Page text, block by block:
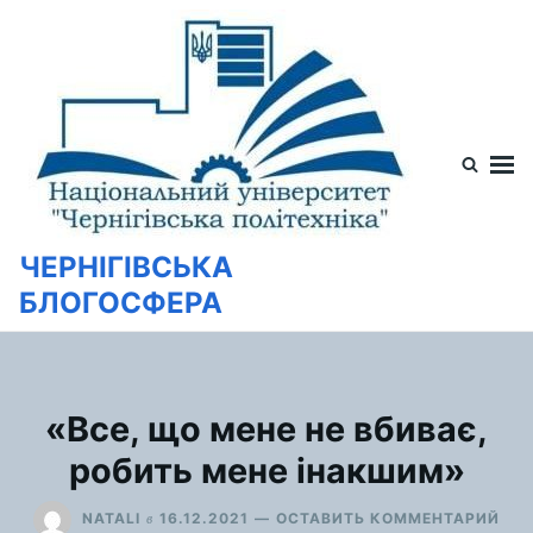
содержимому
ЧЕРНІГІВСЬКА
БЛОГОСФЕРА
«Все, що мене не вбиває,
робить мене інакшим»
NATALI в 16.12.2021 ОСТАВИТЬ КОММЕНТАРИЙ